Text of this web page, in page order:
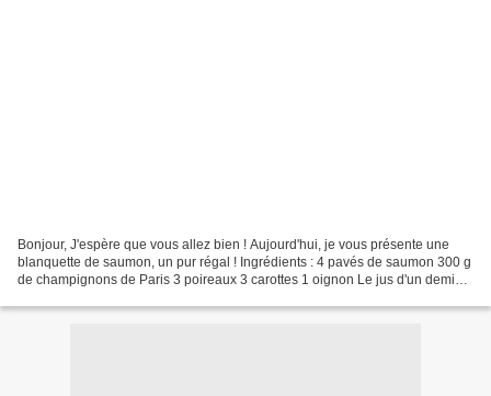
Bonjour, J'espère que vous allez bien ! Aujourd'hui, je vous présente une
blanquette de saumon, un pur régal ! Ingrédients : 4 pavés de saumon 300 g
de champignons de Paris 3 poireaux 3 carottes 1 oignon Le jus d'un demi